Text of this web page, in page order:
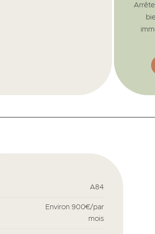
A84
Environ 900€/par
mois